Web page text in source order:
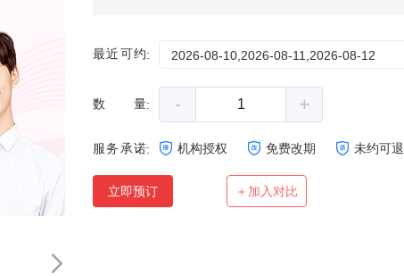
最近可约: 2026-08-10,2026-08-11,2026-08-12
数量: - +
服务承诺: 机构授权 免费改期 未约可退
立即预订 ＋加入对比